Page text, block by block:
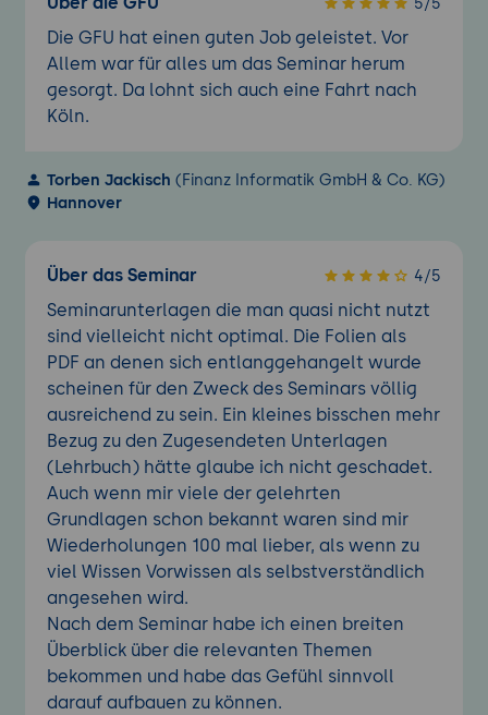
Die GFU hat einen guten Job geleistet. Vor
Allem war für alles um das Seminar herum
gesorgt. Da lohnt sich auch eine Fahrt nach
Köln.
Torben Jackisch (Finanz Informatik GmbH & Co. KG)
Hannover
Über das Seminar 4/5
Seminarunterlagen die man quasi nicht nutzt
sind vielleicht nicht optimal. Die Folien als
PDF an denen sich entlanggehangelt wurde
scheinen für den Zweck des Seminars völlig
ausreichend zu sein. Ein kleines bisschen mehr
Bezug zu den Zugesendeten Unterlagen
(Lehrbuch) hätte glaube ich nicht geschadet.
Auch wenn mir viele der gelehrten
Grundlagen schon bekannt waren sind mir
Wiederholungen 100 mal lieber, als wenn zu
viel Wissen Vorwissen als selbstverständlich
angesehen wird.
Nach dem Seminar habe ich einen breiten
Überblick über die relevanten Themen
bekommen und habe das Gefühl sinnvoll
darauf aufbauen zu können.